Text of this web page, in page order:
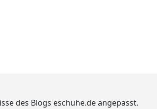
des Blogs eschuhe.de angepasst.